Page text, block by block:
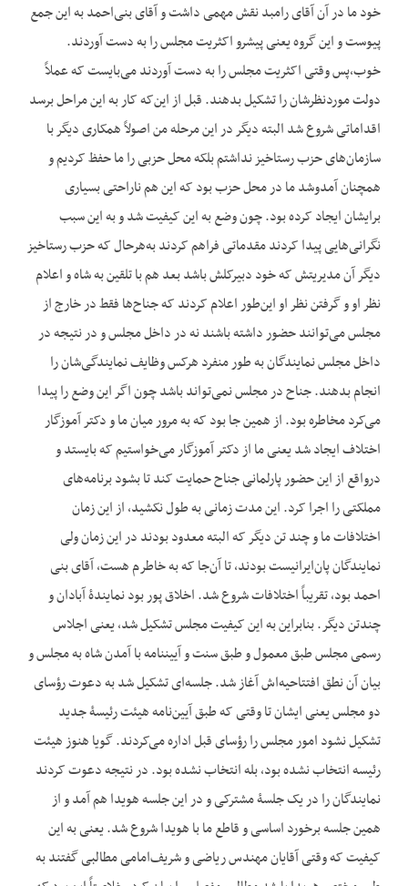
خود ما در آن آقای رامبد نقش مهمی داشت و آقای بنی‌احمد به این جمع
پیوست و این گروه یعنی پیشرو اکثریت مجلس را به دست آوردند.
خوب،‌پس وقتی اکثریت مجلس را به دست آوردند می‌بایست که عملاً
دولت موردنظرشان را تشکیل بدهند. قبل از این‌که کار به این مراحل برسد
اقداماتی شروع شد البته دیگر در این مرحله من اصولاً همکاری دیگر با
سازمان‌های حزب رستاخیز نداشتم بلکه محل حزبی را ما حفظ کردیم و
همچنان آمدوشد ما در محل حزب بود که این هم ناراحتی بسیاری
برایشان ایجاد کرده بود. چون وضع به این کیفیت شد و به این سبب
نگرانی‌هایی پیدا کردند مقدماتی فراهم کردند به‌هرحال که حزب رستاخیز
دیگر آن مدیریتش که خود دبیرکلش باشد بعد هم با تلقین به شاه و اعلام
نظر او و گرفتن نظر او این‌طور اعلام کردند که جناح‌ها فقط در خارج از
مجلس می‌توانند حضور داشته باشند نه در داخل مجلس و در نتیجه در
داخل مجلس نمایندگان به طور منفرد هرکس وظایف نمایندگی‌شان را
انجام بدهند. جناح در مجلس نمی‌تواند باشد چون اگر این وضع را پیدا
می‌کرد مخاطره بود. از همین جا بود که به مرور میان ما و دکتر آموزگار
اختلاف ایجاد شد یعنی ما از دکتر آموزگار می‌خواستیم که بایستد و
درواقع از این حضور پارلمانی جناح حمایت کند تا بشود برنامه‌های
مملکتی را اجرا کرد. این مدت زمانی به طول نکشید، از این زمان
اختلافات ما و چند تن دیگر که البته معدود بودند در این زمان ولی
نمایندگان پان‌ایرانیست بودند، تا آن‌جا که به خاطرم هست، آقای بنی
احمد بود، تقریباً اختلافات شروع شد. اخلاق پور بود نمایندۀ آبادان و
چندتن دیگر. بنابراین به این کیفیت مجلس تشکیل شد، یعنی اجلاس
رسمی مجلس طبق معمول و طبق سنت و آیین‎نامه با آمدن شاه به مجلس و
بیان آن نطق افتتاحیه‌اش آغاز شد. جلسه‌ای تشکیل شد به دعوت رؤسای
دو مجلس یعنی ایشان تا وقتی که طبق آیین‌نامه هیئت رئیسۀ جدید
تشکیل نشود امور مجلس را رؤسای قبل اداره می‌کردند. گویا هنوز هیئت
رئیسه انتخاب نشده بود، بله انتخاب نشده بود. در نتیجه دعوت کردند
نمایندگان را در یک جلسۀ مشترکی و در این جلسه هویدا هم آمد و از
همین جلسه برخورد اساسی و قاطع ما با هویدا شروع شد. یعنی به این
کیفیت که وقتی آقایان مهندس ریاضی و شریف‌امامی مطالبی گفتند به